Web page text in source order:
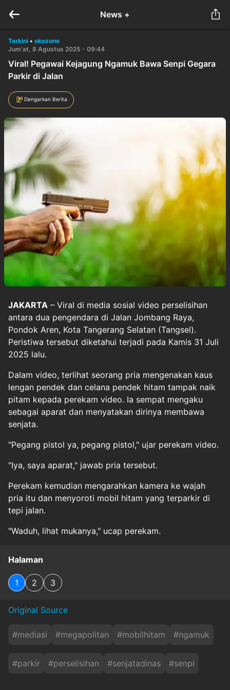
News +
Terkini • okezone
Jum'at, 8 Agustus 2025 - 09:44
Viral! Pegawai Kejagung Ngamuk Bawa Senpi Gegara
Parkir di Jalan
Dengarkan Berita
JAKARTA – Viral di media sosial video perselisihan
antara dua pengendara di Jalan Jombang Raya,
Pondok Aren, Kota Tangerang Selatan (Tangsel).
Peristiwa tersebut diketahui terjadi pada Kamis 31 Juli
2025 lalu.
Dalam video, terlihat seorang pria mengenakan kaus
lengan pendek dan celana pendek hitam tampak naik
pitam kepada perekam video. Ia sempat mengaku
sebagai aparat dan menyatakan dirinya membawa
senjata.
"Pegang pistol ya, pegang pistol," ujar perekam video.
"Iya, saya aparat," jawab pria tersebut.
Perekam kemudian mengarahkan kamera ke wajah
pria itu dan menyoroti mobil hitam yang terparkir di
tepi jalan.
"Waduh, lihat mukanya," ucap perekam.
Halaman
1 2 3
Original Source
#mediasi #megapolitan #mobilhitam #ngamuk
#parkir #perselisihan #senjatadinas #senpi